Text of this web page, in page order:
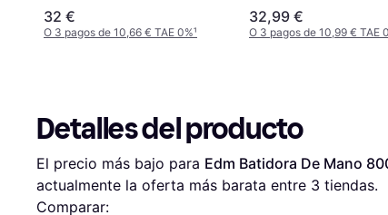
32 €
O 3 pagos de 10,66 € TAE 0%¹
32,99 €
O 3 pagos de 10,99 € TAE
Detalles del producto
El precio más bajo para Edm Batidora De Mano
actualmente la oferta más barata entre 3 tiendas.
Comparar: